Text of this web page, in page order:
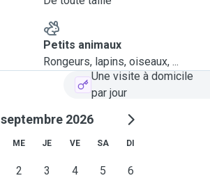
Petits animaux
Rongeurs, lapins, oiseaux, ...
Une visite à domicile
par jour
septembre 2026
ME JE VE SA DI
2 3 4 5 6